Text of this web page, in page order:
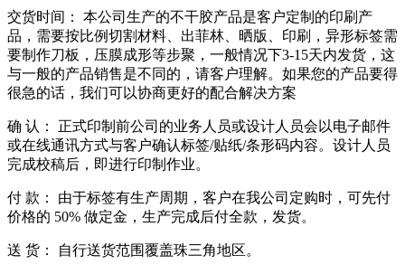
交货时间： 本公司生产的不干胶产品是客户定制的印刷产
品，需要按比例切割材料、出菲林、晒版、印刷，异形标签需
要制作刀板，压膜成形等步聚，一般情况下3-15天内发货，这
与一般的产品销售是不同的，请客户理解。如果您的产品要得
很急的话，我们可以协商更好的配合解决方案
确 认： 正式印制前公司的业务人员或设计人员会以电子邮件
或在线通讯方式与客户确认标签/贴纸/条形码内容。设计人员
完成校稿后，即进行印制作业。
付 款： 由于标签有生产周期，客户在我公司定购时，可先付
价格的 50% 做定金，生产完成后付全款，发货。
送 货： 自行送货范围覆盖珠三角地区。